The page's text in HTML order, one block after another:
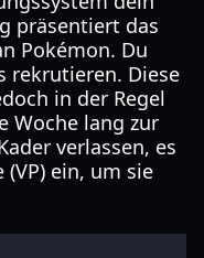
präsentiert das
Pokémon. Du
rekrutieren. Diese
in der Regel
Woche lang zur
verlassen, es
ein, um sie